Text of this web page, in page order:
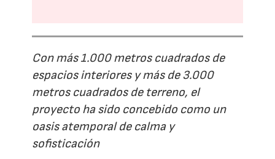
Con más 1.000 metros cuadrados de
espacios interiores y más de 3.000
metros cuadrados de terreno, el
proyecto ha sido concebido como un
oasis atemporal de calma y
sofisticación